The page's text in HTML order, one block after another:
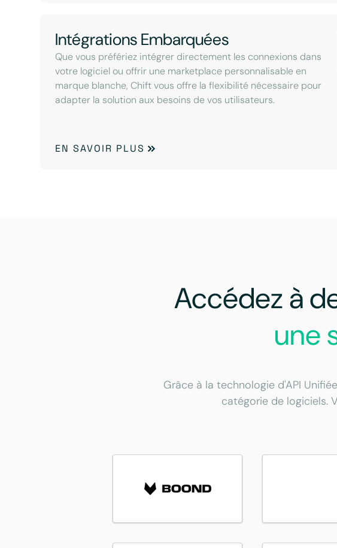
Intégrations Embarquées
Que vous préfériez intégrer directement les connexions dans
votre logiciel ou offrir une marketplace personnalisable en
marque blanche, Chift vous offre la flexibilité nécessaire pour
adapter la solution aux besoins de vos utilisateurs.
EN SAVOIR PLUS
Accédez à
une
Grâce à la technologie d'API
catégorie de logiciels.